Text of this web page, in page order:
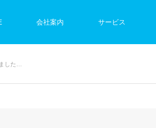
会社案内 サービス
した…